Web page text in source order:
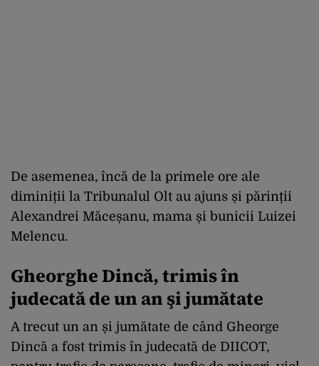
De asemenea, încă de la primele ore ale
diminiții la Tribunalul Olt au ajuns și părinții
Alexandrei Măceșanu, mama și bunicii Luizei
Melencu.
Gheorghe Dincă, trimis în
judecată de un an şi jumătate
A trecut un an și jumătate de când Gheorge
Dincă a fost trimis în judecată de DIICOT,